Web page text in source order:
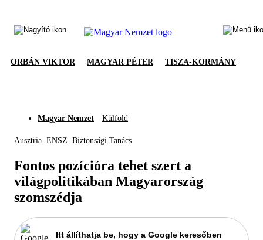
ORBÁN VIKTOR MAGYAR PÉTER TISZA-KORMÁNY
Magyar Nemzet Külföld
Ausztria ENSZ Biztonsági Tanács
Fontos pozícióra tehet szert a
világpolitikában Magyarország
szomszédja
Itt állíthatja be, hogy a Google keresőben